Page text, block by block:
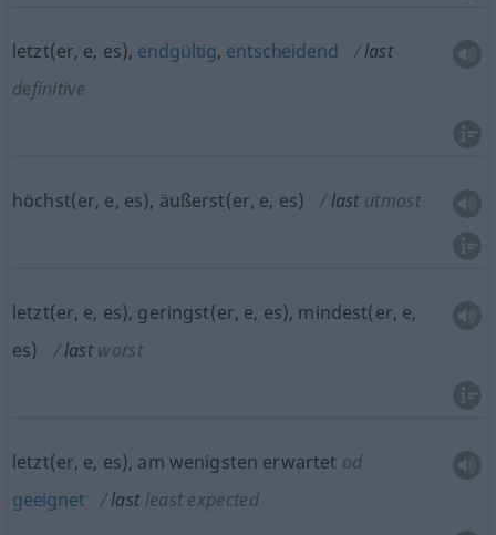
letzt(er, e, es), endgültig, entscheidend
last
definitive
höchst(er, e, es), äußerst(er, e, es) last utmost
letzt(er, e, es), geringst(er, e, es), mindest(er, e,
es)
last worst
letzt(er, e, es), am wenigsten erwartet od
geeignet
last least expected